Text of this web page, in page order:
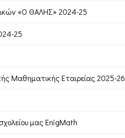
«Ο ΘΑΛΗΣ» 2024-25
25
Μαθηματικής Εταιρείας 2025-26
μας EnigMath